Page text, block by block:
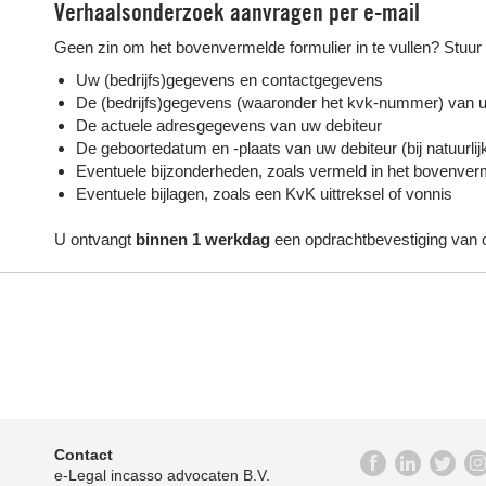
Verhaalsonderzoek aanvragen per e-mail
Geen zin om het bovenvermelde formulier in te vullen?
Uw (bedrijfs)gegevens en contactgegevens
De (bedrijfs)gegevens (waaronder het kvk-nummer) van
De actuele adresgegevens van uw debiteur
De geboortedatum en -plaats van uw debiteur (bij
Eventuele bijzonderheden, zoals vermeld in het
Eventuele bijlagen, zoals een KvK uittreksel of vonnis
U ontvangt binnen 1 werkdag een opdrachtbevestiging van
Contact
e-Legal incasso advocaten B.V.